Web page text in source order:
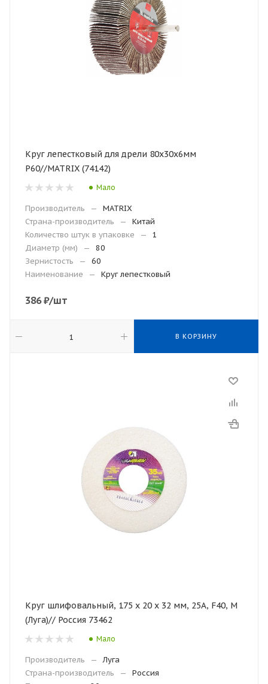
Круг лепестковый для дрели 80х30х6мм
Р60//MATRIX (74142)
Мало
Производитель —
MATRIX
Страна-производитель
—
Китай
Количество штук в упаковке
—
1
Диаметр (мм)
—
80
Зернистость
—
60
Наименование
— Круг лепестковый
386₽/шт
В КОРЗИНУ
Круг шлифовальный, 175 х 20 х 32 мм, 25А, F40, М
(Луга)// Россия 73462
Мало
Производитель —
Луга
Страна-производитель
—
Россия